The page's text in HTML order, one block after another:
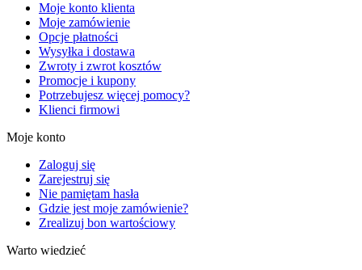
Moje konto klienta
Moje zamówienie
Opcje płatności
Wysyłka i dostawa
Zwroty i zwrot kosztów
Promocje i kupony
Potrzebujesz więcej pomocy?
Klienci firmowi
Moje konto
Zaloguj się
Zarejestruj się
Nie pamiętam hasła
Gdzie jest moje zamówienie?
Zrealizuj bon wartościowy
Warto wiedzieć